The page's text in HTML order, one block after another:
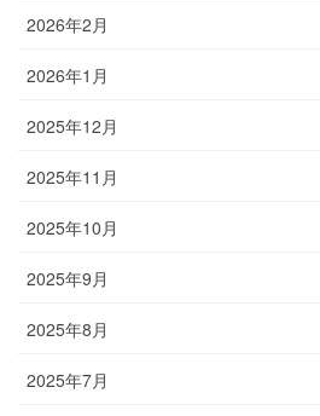
2026年2月
2026年1月
2025年12月
2025年11月
2025年10月
2025年9月
2025年8月
2025年7月